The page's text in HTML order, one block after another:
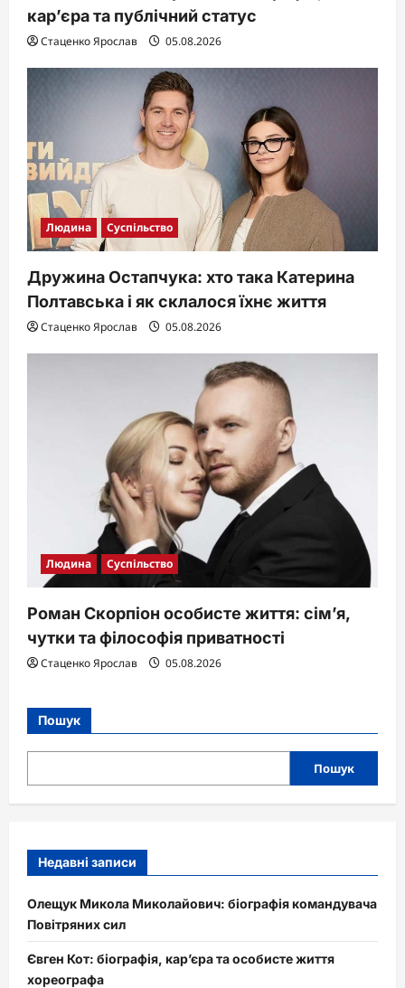
кар’єра та публічний статус
Стаценко Ярослав 05.08.2026
Людина Суспільство
Дружина Остапчука: хто така Катерина
Полтавська і як склалося їхнє життя
Стаценко Ярослав 05.08.2026
Людина Суспільство
Роман Скорпіон особисте життя: сім’я,
чутки та філософія приватності
Стаценко Ярослав 05.08.2026
Пошук
Пошук
Недавні записи
Олещук Микола Миколайович: біографія командувача
Повітряних сил
Євген Кот: біографія, кар’єра та особисте життя
хореографа